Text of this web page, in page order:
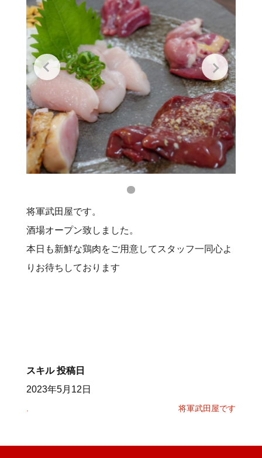
将軍武田屋です。
酒場オープン致しました。
本日も新鮮な鶏肉をご用意してスタッフ一同心よ
りお待ちしております
スキル 投稿日
2023年5月12日
. 将軍武田屋です